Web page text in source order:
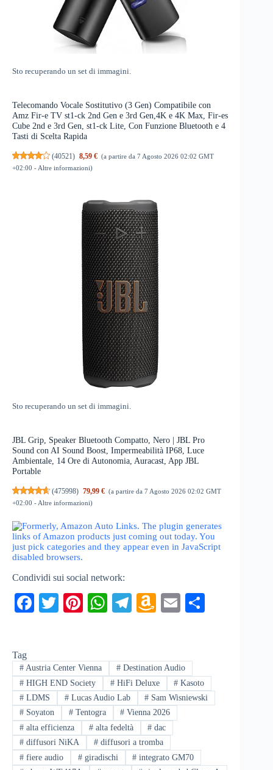
Sto recuperando un set di immagini.
Telecomando Vocale Sostitutivo (3 Gen) Compatibile con
Amz Fir-e TV st1-ck 2nd Gen e 3rd Gen,4K e 4K Max, Fir-es
Cube 2nd e 3rd Gen, st1-ck Lite, Con Funzione Bluetooth e 4
Tasti di Scelta Rapida
(40521) 8,59 € (a partire da 7 Agosto 2026 02:02 GMT
+02:00 - Altre informazioni)
Sto recuperando un set di immagini.
JBL Grip, Speaker Bluetooth Compatto, Nero | JBL Pro
Sound con AI Sound Boost, Impermeabilità IP68, Luce
Ambientale, 14 Ore di Autonomia, Auracast, App JBL
Portable
(475998) 79,99 € (a partire da 7 Agosto 2026 02:02 GMT
+02:00 - Altre informazioni)
Condividi sui social network:
Fa
ok
T
r
Pi
es
t
W
A
pp
Te
a
m
A
on
W
is
h
Li
st
E
di
Tag
#Austria Center Vienna #Destination Audio
#HIGH END Society #HiFi Deluxe # Kasoto
#LDMS #Lucas Audio Lab # Sam Wisniewski
#Soyaton #Tentogra # Vienna 2026
#alta efficienza #alta fedeltà # dac
#diffusori NiKA #diffusori a tromba
#fiere audio #giradischi # integrato GM70